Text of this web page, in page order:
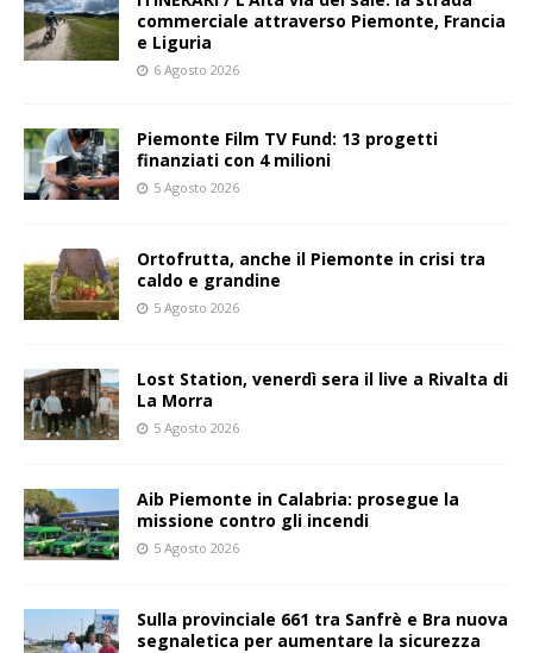
commerciale attraverso Piemonte, Francia
e Liguria
6 Agosto 2026
Piemonte Film TV Fund: 13 progetti
finanziati con 4 milioni
5 Agosto 2026
Ortofrutta, anche il Piemonte in crisi tra
caldo e grandine
5 Agosto 2026
Lost Station, venerdì sera il live a Rivalta di
La Morra
5 Agosto 2026
Aib Piemonte in Calabria: prosegue la
missione contro gli incendi
5 Agosto 2026
Sulla provinciale 661 tra Sanfrè e Bra nuova
segnaletica per aumentare la sicurezza